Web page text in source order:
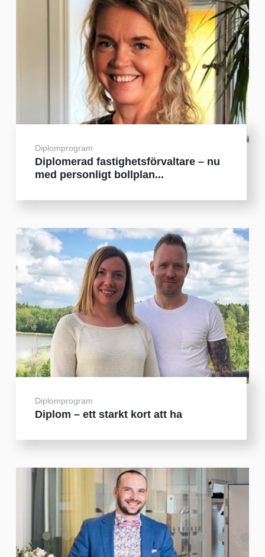
Diplomprogram
Diplomerad fastighetsförvaltare – nu
med personligt bollplan...
Diplomprogram
Diplom – ett starkt kort att ha